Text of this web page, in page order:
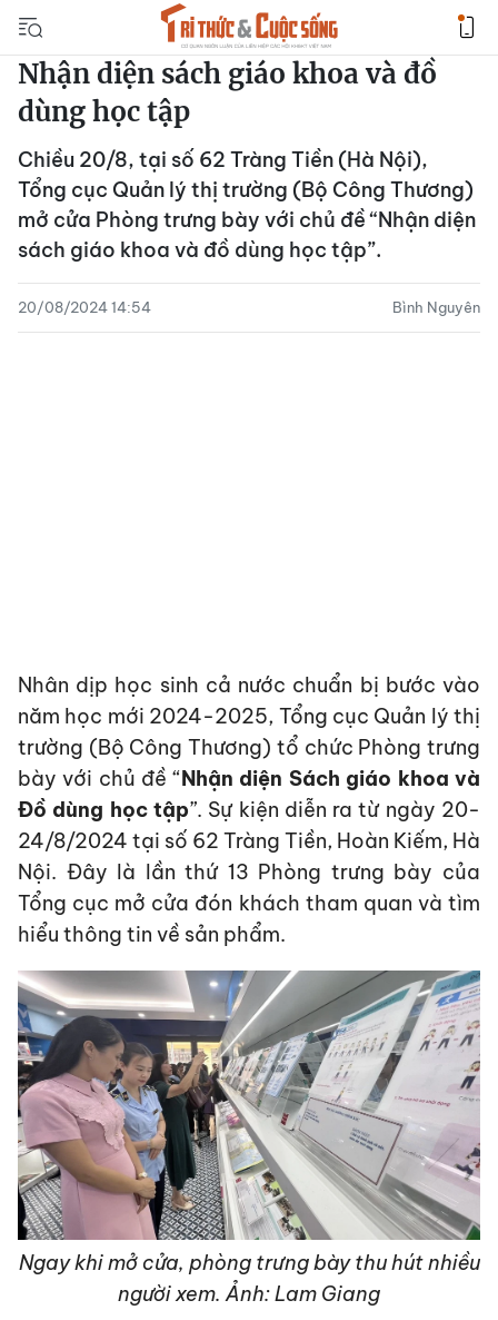
Nhận diện sách giáo khoa và đồ
dùng học tập
Chiều 20/8, tại số 62 Tràng Tiền (Hà Nội),
Tổng cục Quản lý thị trường (Bộ Công Thương)
mở cửa Phòng trưng bày với chủ đề “Nhận diện
sách giáo khoa và đồ dùng học tập”.
20/08/2024 14:54 Bình Nguyên
Nhân dịp học sinh cả nước chuẩn bị bước vào
năm học mới 2024-2025, Tổng cục Quản lý thị
trường (Bộ Công Thương) tổ chức Phòng trưng
bày với chủ đề “Nhận diện Sách giáo khoa và
Đồ dùng học tập”. Sự kiện diễn ra từ ngày 20-
24/8/2024 tại số 62 Tràng Tiền, Hoàn Kiếm, Hà
Nội. Đây là lần thứ 13 Phòng trưng bày của
Tổng cục mở cửa đón khách tham quan và tìm
hiểu thông tin về sản phẩm.
Ngay khi mở cửa, phòng trưng bày thu hút nhiều
người xem. Ảnh: Lam Giang